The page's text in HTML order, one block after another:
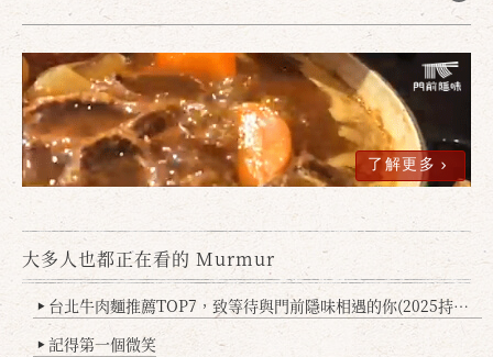
了解更多
大多人也都正在看的 Murmur
▶ 台北牛肉麵推薦TOP7，致等待與門前隱味相遇的你(2025持續更新
▶ 記得第一個微笑
確定 取消